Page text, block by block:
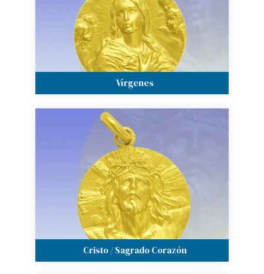
Vírgenes
Cristo / Sagrado Corazón